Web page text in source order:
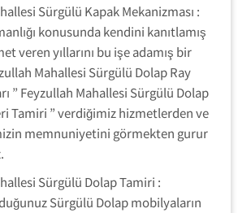
Sürgülü Kapak Mekanizması :
konusunda kendini kanıtlamış
veren yıllarını bu işe adamış bir
Mahallesi Sürgülü Dolap Ray
” Feyzullah Mahallesi Sürgülü Dolap
Tamiri ” verdiğimiz hizmetlerden ve
memnuniyetini görmekten gurur
Sürgülü Dolap Tamiri :
Sürgülü Dolap mobilyaların